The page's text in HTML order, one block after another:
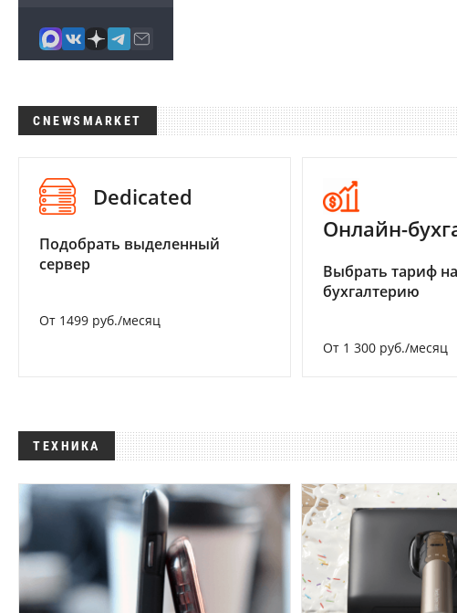
CNEWSMARKET
Dedicated
Подобрать выделенный
сервер
От 1499 руб./месяц
Онлайн-
Выбрать тариф
бухгалтерию
От 1 300 руб./месяц
ТЕХНИКА